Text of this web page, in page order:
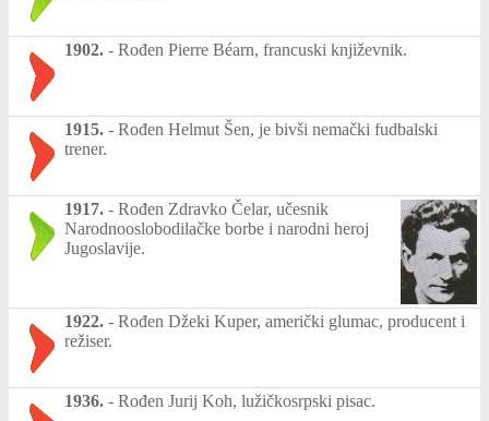
1902. - Rođen Pierre Béarn, francuski književnik.
1915. - Rođen Helmut Šen, je bivši nemački fudbalski
trener.
1917. - Rođen Zdravko Čelar, učesnik
Narodnooslobodilačke borbe i narodni heroj
Jugoslavije.
1922. - Rođen Džeki Kuper, američki glumac, producent i
režiser.
1936. - Rođen Jurij Koh, lužičkosrpski pisac.